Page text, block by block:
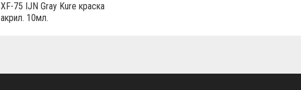
XF-75 IJN Gray Kure краска
акрил. 10мл.